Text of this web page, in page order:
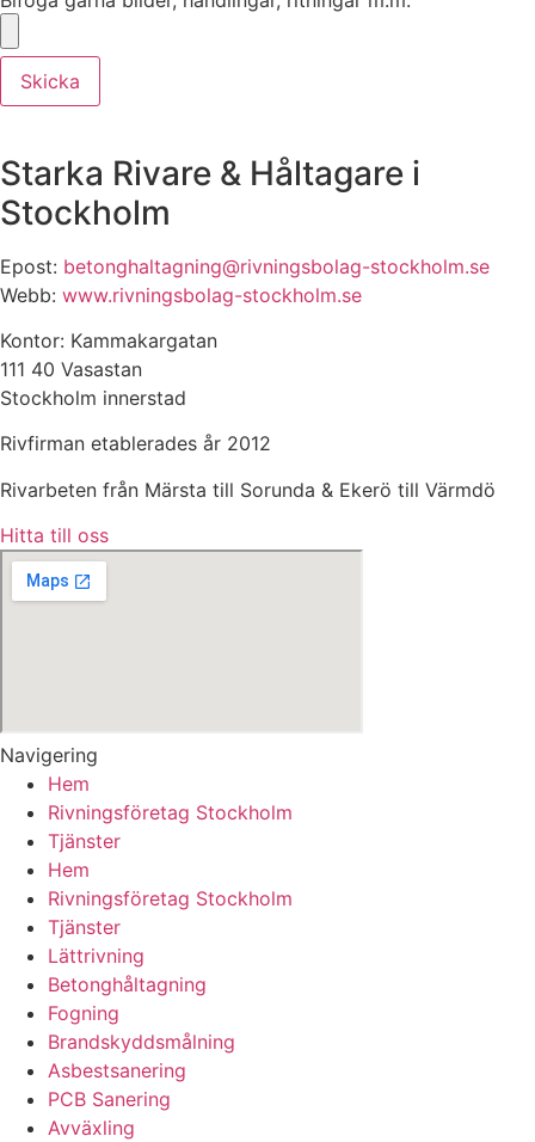
Skicka
Starka Rivare & Håltagare i
Stockholm
Epost: betonghaltagning@rivningsbolag-stockholm.se
Webb: www.rivningsbolag-stockholm.se
Kontor: Kammakargatan
111 40 Vasastan
Stockholm innerstad
Rivfirman etablerades år 2012
Rivarbeten från Märsta till Sorunda & Ekerö till Värmdö
Hitta till oss
Navigering
Hem
Rivningsföretag Stockholm
Tjänster
Hem
Rivningsföretag Stockholm
Tjänster
Lättrivning
Betonghåltagning
Fogning
Brandskyddsmålning
Asbestsanering
PCB Sanering
Avväxling